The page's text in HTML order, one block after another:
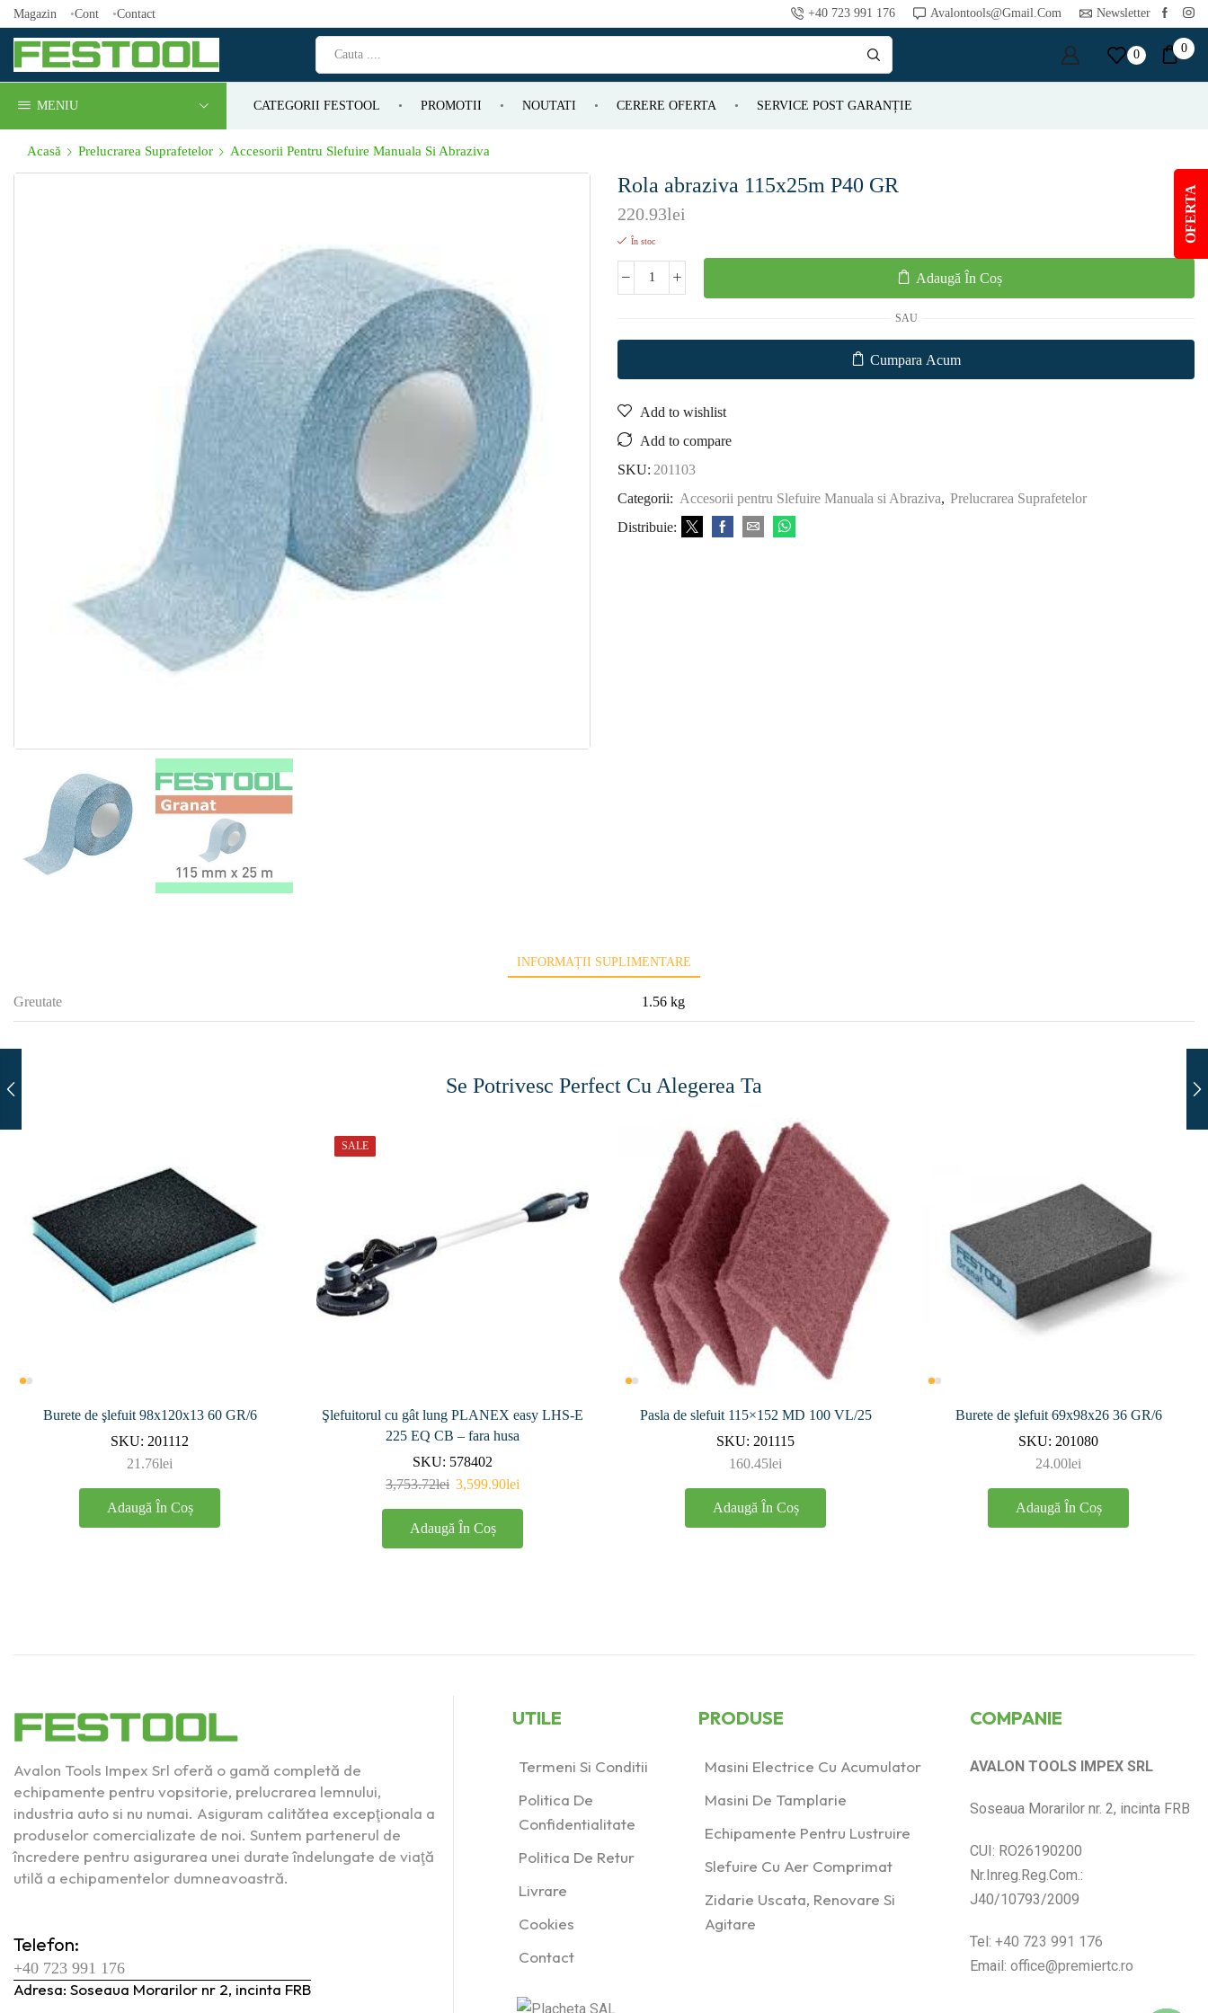
Magazin Cont Contact +40 723 991 176 Avalontools@gmail.com Newsletter
0 0
MENIU CATEGORII FESTOOL PROMOTII NOUTATI CERERE OFERTA SERVICE POST GARANȚIE
Acasă Prelucrarea Suprafetelor Accesorii Pentru Slefuire Manuala Si Abraziva
Rola abraziva 115x25m P40 GR
220.93lei
În stoc
Adaugă În Coș
SAU
Cumpara Acum
Add to wishlist
Add to compare
SKU: 201103
Categorii: Accesorii pentru Slefuire Manuala si Abraziva, Prelucrarea Suprafetelor
Distribuie:
INFORMAȚII SUPLIMENTARE
Greutate 1.56 kg
Se Potrivesc Perfect Cu Alegerea Ta
Burete de şlefuit 98x120x13 60 GR/6
SKU: 201112
21.76lei
Adaugă În Coș
SALE
Şlefuitorul cu gât lung PLANEX easy LHS-E
225 EQ CB – fara husa
SKU: 578402
3,753.72lei 3,599.90lei
Adaugă În Coș
Pasla de slefuit 115×152 MD 100 VL/25
SKU: 201115
160.45lei
Adaugă În Coș
Burete de şlefuit 69x98x26 36 GR/6
SKU: 201080
24.00lei
Adaugă În Coș
Avalon Tools Impex Srl oferă o gamă completă de
echipamente pentru vopsitorie, prelucrarea lemnului,
industria auto si nu numai. Asiguram calitătea excepţionala a
produselor comercializate de noi. Suntem partenerul de
încredere pentru asigurarea unei durate îndelungate de viaţă
utilă a echipamentelor dumneavoastră.
Telefon:
+40 723 991 176
Adresa: Soseaua Morarilor nr 2, incinta FRB
UTILE
Termeni Si Conditii
Politica De
Confidentialitate
Politica De Retur
Livrare
Cookies
Contact
PRODUSE
Masini Electrice Cu Acumulator
Masini De Tamplarie
Echipamente Pentru Lustruire
Slefuire Cu Aer Comprimat
Zidarie Uscata, Renovare Si
Agitare
COMPANIE
AVALON TOOLS IMPEX SRL
Soseaua Morarilor nr. 2, incinta FRB
CUI: RO26190200
Nr.Inreg.Reg.Com.:
J40/10793/2009
Tel:+40 723 991 176
Email:office@premiertc.ro
OFERTA